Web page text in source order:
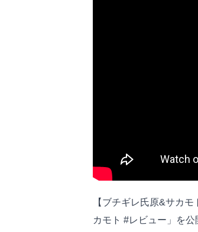
【ブチギレ氏原&サカ
カモト #レビュー」を